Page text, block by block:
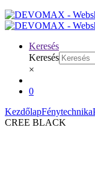
Keresés
Keresés
×
0
KezdőlapFénytechnika
CREE BLACK